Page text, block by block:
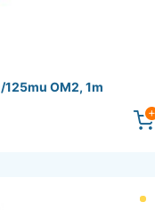
OM2, 1m